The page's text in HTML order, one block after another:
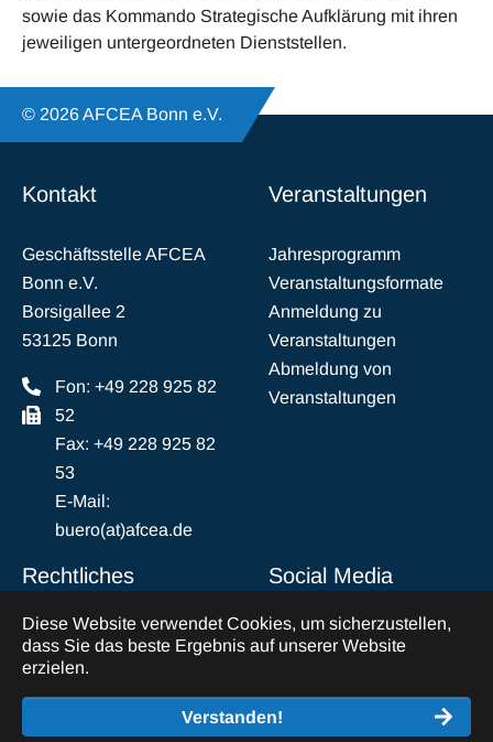
Diese Website verwendet Cookies, um sicherzustellen,
dass Sie das beste Ergebnis auf unserer Website
erzielen.
Verstanden!
sowie das Kommando Strategische Aufklärung mit ihren
jeweiligen untergeordneten Dienststellen.
© 2026 AFCEA Bonn e.V.
Kontakt
Geschäftsstelle AFCEA
Bonn e.V.
Borsigallee 2
53125 Bonn
Fon: +49 228 925 82
52
Fax: +49 228 925 82
53
E-Mail:
buero(at)afcea.de
Veranstaltungen
Jahresprogramm
Veranstaltungsformate
Anmeldung zu
Veranstaltungen
Abmeldung von
Veranstaltungen
Rechtliches
Impressum
Datenschutz
Abmeldung vom
Social Media
LinkedIn